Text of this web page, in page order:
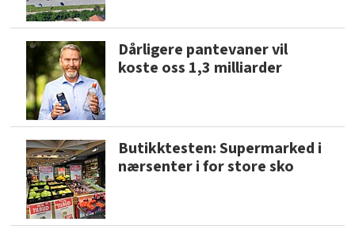
Dårligere pantevaner vil
koste oss 1,3 milliarder
Butikktesten: Supermarked i
nærsenter i for store sko